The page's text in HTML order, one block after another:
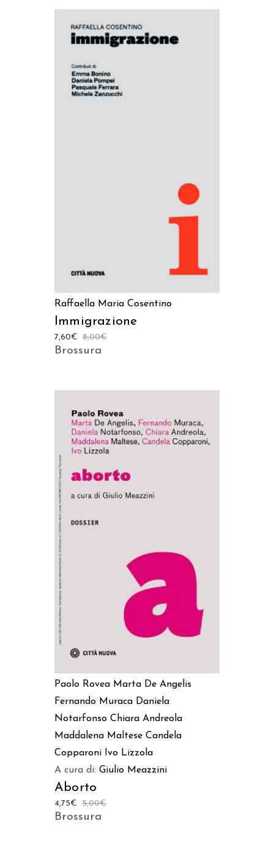
Raffaella Maria Cosentino
Immigrazione
8,00€
7,60€
Brossura
Paolo Rovea Marta De Angelis
Fernando Muraca Daniela
Notarfonso Chiara Andreola
Maddalena Maltese Candela
Copparoni
Ivo Lizzola
A cura di: Giulio Meazzini
Aborto
5,00€
4,75€
Brossura